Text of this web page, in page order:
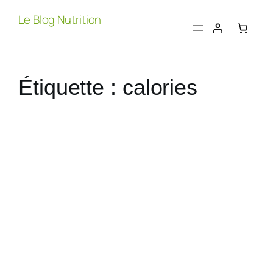
Le Blog Nutrition
Étiquette : calories